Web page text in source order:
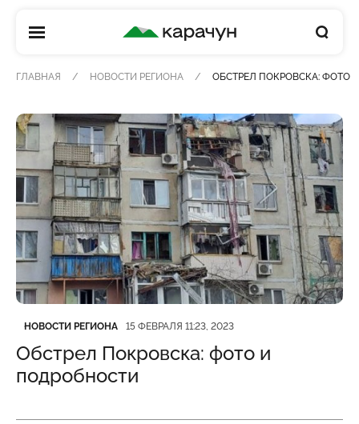
КАРАЧУН
ГЛАВНАЯ НОВОСТИ РЕГИОНА ОБСТРЕЛ ПОКРОВСКА: ФОТО
Категория
НОВОСТИ РЕГИОНА
Дата публикации 15 ФЕВРАЛЯ 11:23, 2023
Обстрел Покровска: фото и
подробности